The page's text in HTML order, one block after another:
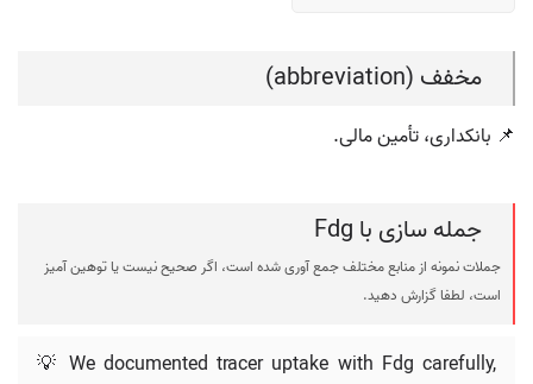
مخفف (abbreviation)
📌 بانکداری، تأمین مالی.
جمله سازی با Fdg
جملات نمونه از منابع مختلف جمع آوری شده است، اگر صحیح نیست یا توهین آمیز
است، لطفا گزارش دهید.
💡 We documented tracer uptake with Fdg carefully,